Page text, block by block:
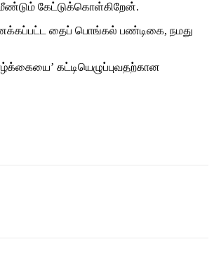
கேட்டுக்கொள்கிறேன்.
தைப் பொங்கல் பண்டிகை, நமது
கட்டியெழுப்புவதற்கான